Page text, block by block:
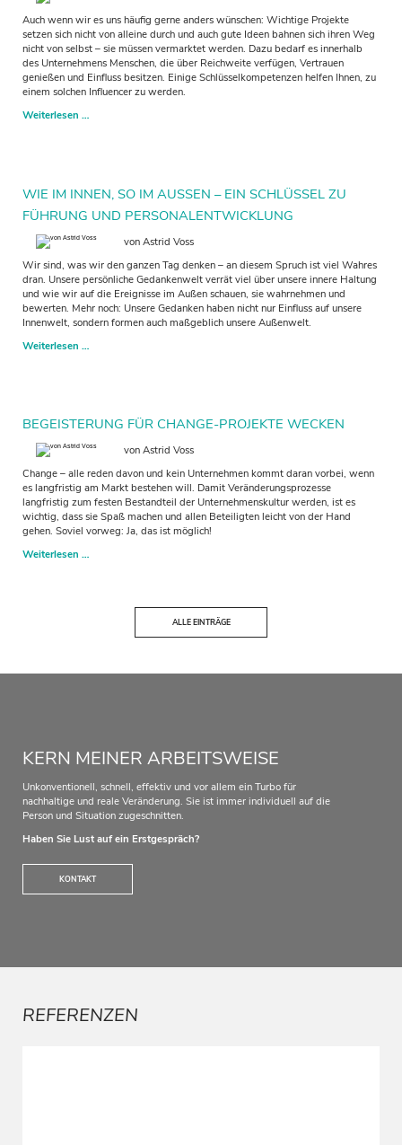
Auch wenn wir es uns häufig gerne anders wünschen: Wichtige Projekte
setzen sich nicht von alleine durch und auch gute Ideen bahnen sich ihren Weg
nicht von selbst – sie müssen vermarktet werden. Dazu bedarf es innerhalb
des Unternehmens Menschen, die über Reichweite verfügen, Vertrauen
genießen und Einfluss besitzen. Einige Schlüsselkompetenzen helfen Ihnen, zu
einem solchen Influencer zu werden.
Weiterlesen …Werden
Ihrem
Unternehmen
WIE IM INNEN, SO IM AUSSEN – EIN SCHLÜSSEL ZU F
ÜHRUNG UND PERSONALENTWICKLUNG
von Astrid Voss
Wir sind, was wir den ganzen Tag denken – an diesem Spruch ist viel Wahres
dran. Unsere persönliche Gedankenwelt verrät viel über unsere innere Haltung
und wie wir auf die Ereignisse im Außen schauen, sie wahrnehmen und
bewerten. Mehr noch: Unsere Gedanken haben nicht nur Einfluss auf unsere
Innenwelt, sondern formen auch maßgeblich unsere Außenwelt.
Weiterlesen …Wie
Außen
–
ein
zu
Führung
und
Personalentwicklung
BEGEISTERUNG FÜR CHANGE-PROJEKTE WECKEN
von Astrid Voss
Change – alle reden davon und kein Unternehmen kommt daran vorbei, wenn
es langfristig am Markt bestehen will. Damit Veränderungsprozesse
langfristig zum festen Bestandteil der Unternehmenskultur werden, ist es
wichtig, dass sie Spaß machen und allen Beteiligten leicht von der Hand
gehen. Soviel vorweg: Ja, das ist möglich!
Weiterlesen …Begeisterung
ALLE EINTRÄGE
KERN MEINER ARBEITSWEISE
Unkonventionell, schnell, effektiv und vor allem ein Turbo für
nachhaltige und reale Veränderung. Sie ist immer individuell auf die
Person und Situation zugeschnitten.
Haben Sie Lust auf ein Erstgespräch?
KONTAKT
REFERENZEN